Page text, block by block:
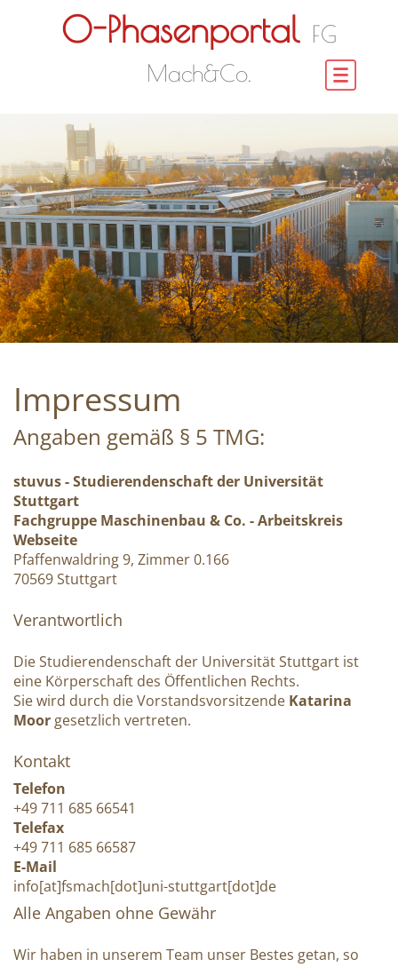
O-Phasenportal FG
Mach&Co.
Impressum
Angaben gemäß § 5 TMG:
stuvus - Studierendenschaft der Universität
Stuttgart
Fachgruppe Maschinenbau & Co. - Arbeitskreis
Webseite
Pfaffenwaldring 9, Zimmer 0.166
70569 Stuttgart
Verantwortlich
Die Studierendenschaft der Universität Stuttgart ist
eine Körperschaft des Öffentlichen Rechts.
Sie wird durch die Vorstandsvorsitzende Katarina
Moor gesetzlich vertreten.
Kontakt
Telefon
+49 711 685 66541
Telefax
+49 711 685 66587
E-Mail
info[at]fsmach[dot]uni-stuttgart[dot]de
Alle Angaben ohne Gewähr
Wir haben in unserem Team unser Bestes getan, so